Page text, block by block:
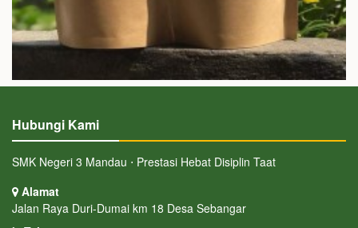
Hubungi Kami
SMK Negeri 3 Mandau ⋅ Prestasi Hebat Disiplin Taat
Alamat
Jalan Raya Duri-Dumai km 18 Desa Sebangar